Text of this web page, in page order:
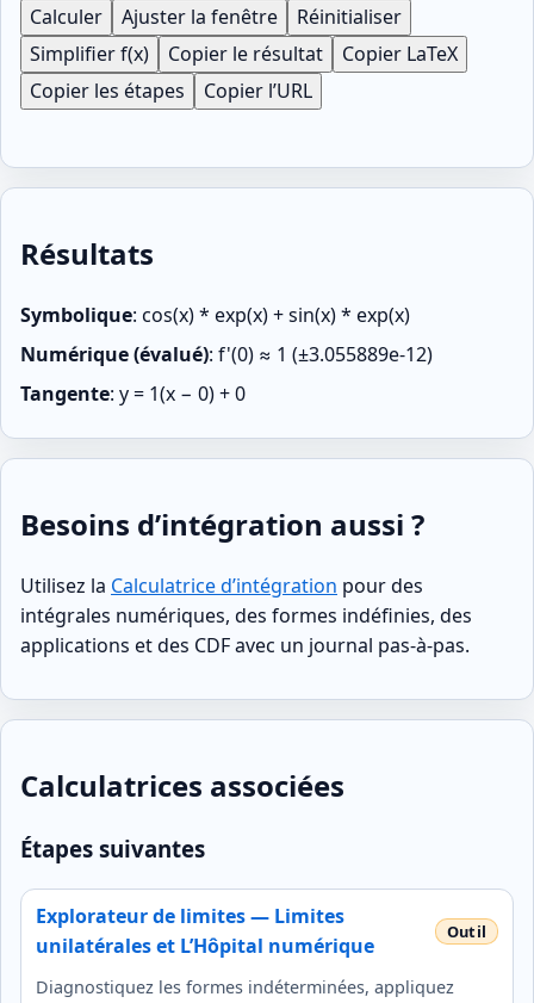
Calculer Ajuster la fenêtre
Réinitialiser
Simplifier f(x)
Copier le résultat
Copier LaTeX
Copier les étapes
Copier l’URL
Résultats
Symbolique: cos(x) * exp(x) + sin(x) * exp(x)
Numérique (évalué): f'(0) ≈ 1 (±3.055889e-12)
Tangente: y = 1(x − 0) + 0
Besoins d’intégration aussi ?
Utilisez la Calculatrice d’intégration pour des
intégrales numériques, des formes indéfinies, des
applications et des CDF avec un journal pas‑à‑pas.
Calculatrices associées
Étapes suivantes
Explorateur de limites — Limites
unilatérales et L’Hôpital numérique
Diagnostiquez les formes indéterminées, appliquez